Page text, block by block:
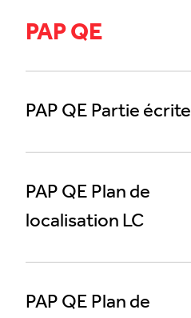
PAP QE
PAP QE Partie écrite
PAP QE Plan de
localisation LC
PAP QE Plan de